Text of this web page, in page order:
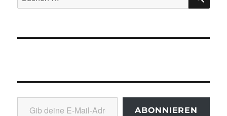
nach:
Gib deine E-Mail-Adresse ein ...
ABONNIEREN